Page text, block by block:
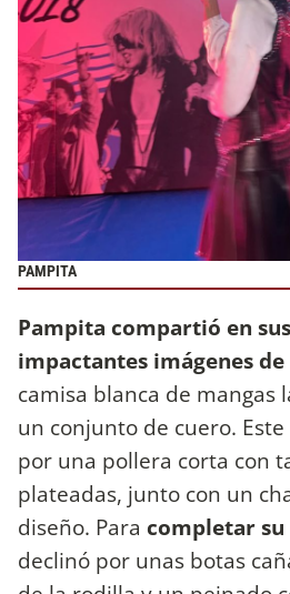
PAMPITA
Pampita compartió en
impactantes imágenes
camisa blanca de mangas
un conjunto de cuero.
por una pollera corta con
plateadas, junto con un
diseño. Para completar
declinó por unas botas